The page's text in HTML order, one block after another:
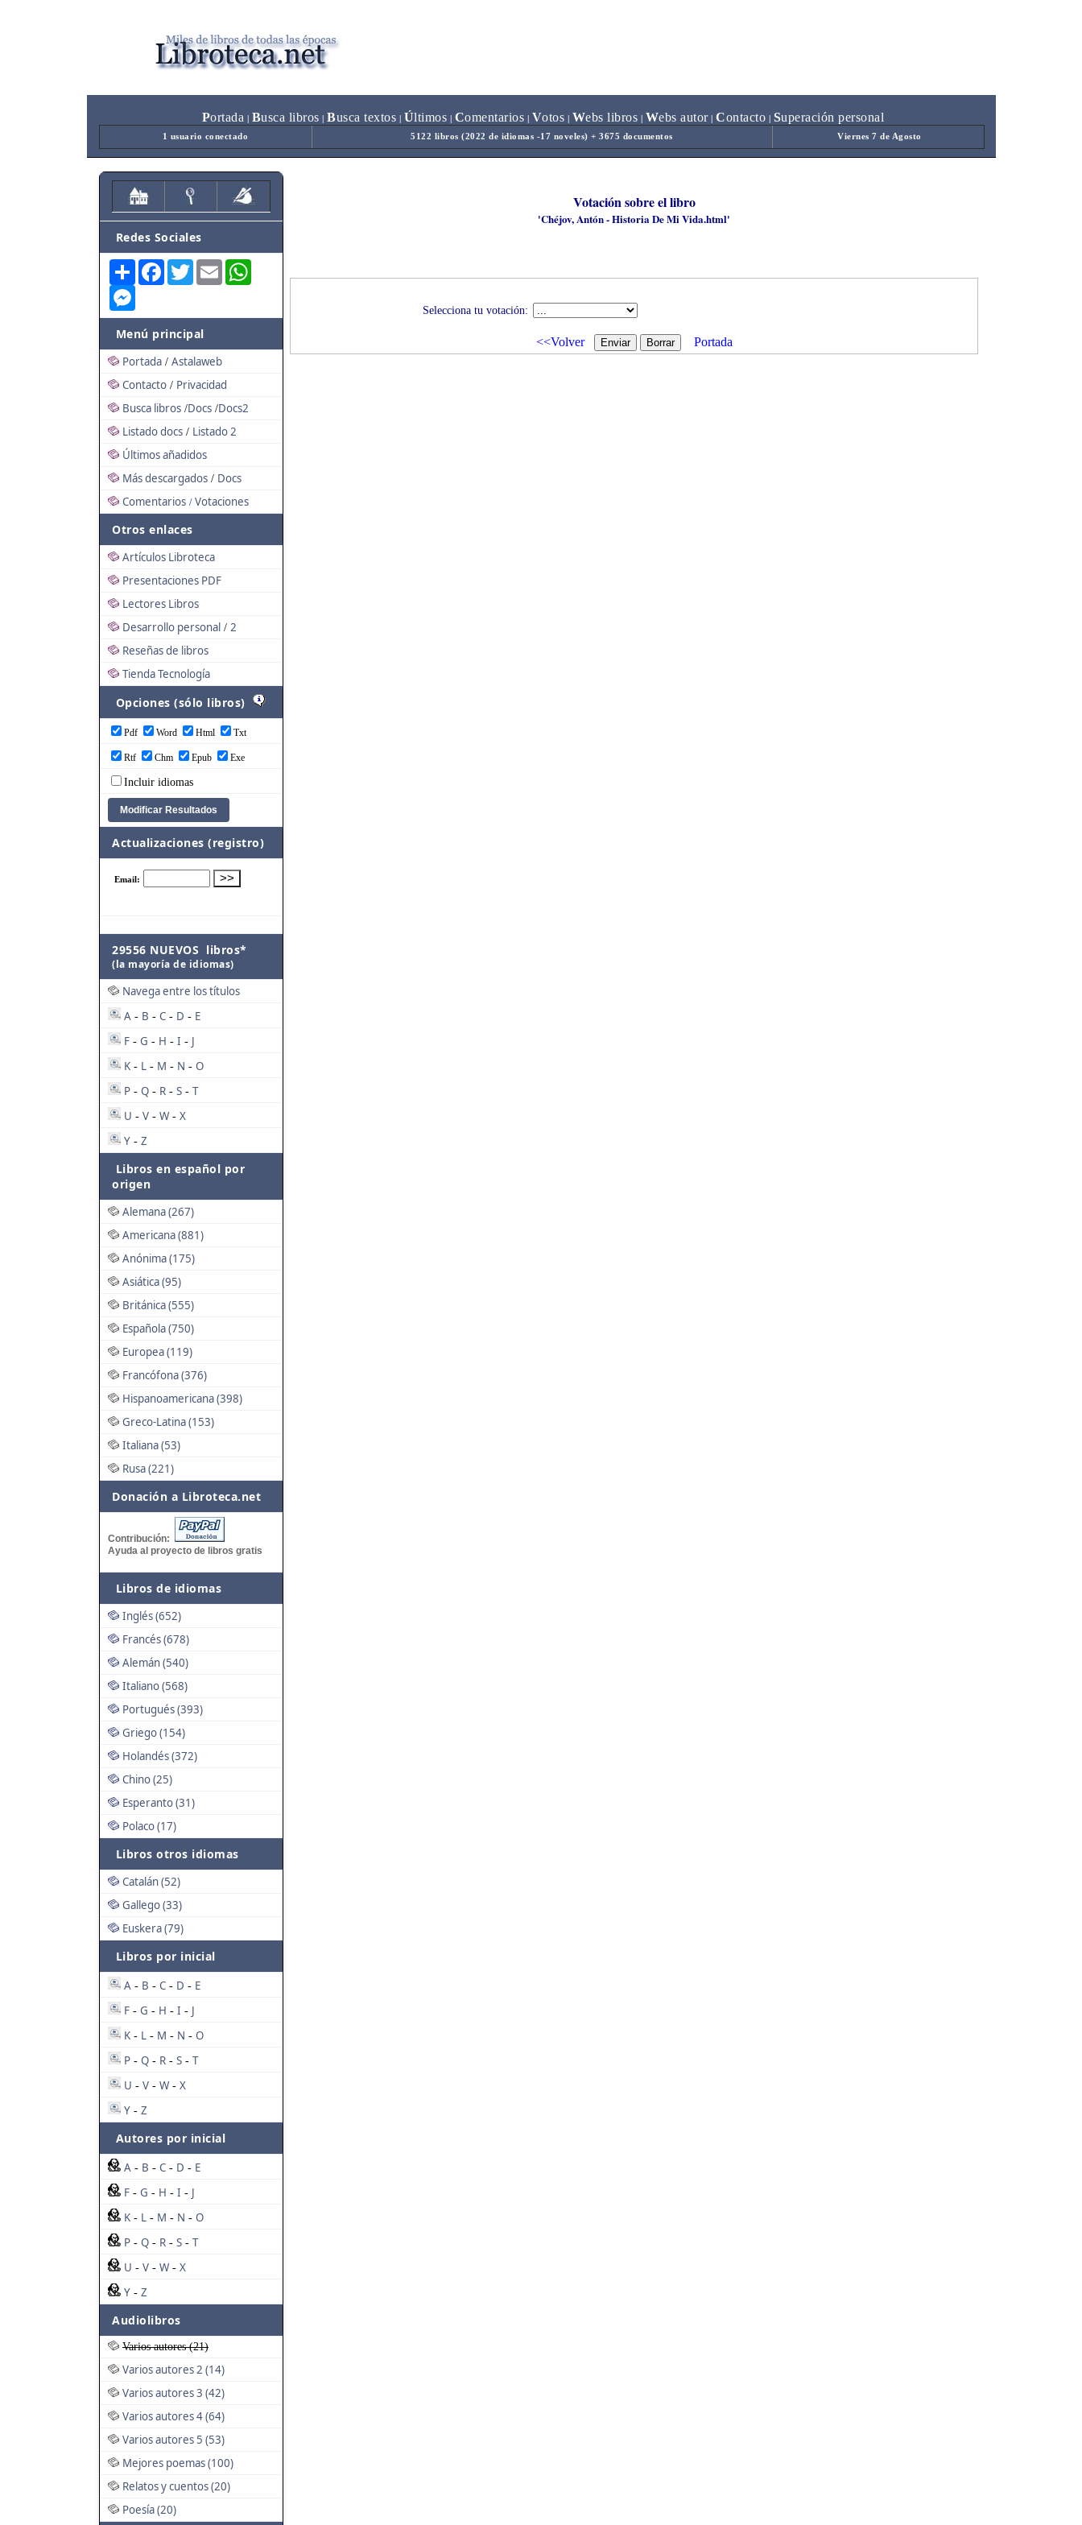
Portada Busca libros Busca textos Últimos Comentarios Votos Webs libros Webs autor| Contacto Superación personal
1 usuario conectado 5122 libros (2022 de idiomas -17 noveles) + 3675 documentos Viernes 7 de Agosto
Redes Sociales
Share FacebookTwitterEmail
Menú principal
Portada / Astalaweb
Contacto / Privacidad
Busca libros /Docs /Docs2
Listado docs / Listado 2
Últimos añadidos
Más descargados / Docs
Comentarios / Votaciones
Otros enlaces
Artículos Libroteca
Presentaciones PDF
Lectores Libros
Desarrollo personal / 2
Reseñas de libros
Tienda Tecnología
Opciones (sólo libros)
Pdf Word Html Txt
Rtf Chm Epub Exe
Incluir idiomas
Actualizaciones (registro)
29556 NUEVOS libros*
(la mayoría de idiomas)
Navega entre los títulos
A - B - C - D - E
F - G - H - I - J
K - L - M - N - O
P - Q - R - S - T
U - V - W - X
Y - Z
Libros en español por
origen
Alemana (267)
Americana (881)
Anónima (175)
Asiática (95)
Británica (555)
Española (750)
Europea (119)
Francófona (376)
Hispanoamericana (398)
Greco-Latina (153)
Italiana (53)
Rusa (221)
Donación a Libroteca.net
Contribución:
Ayuda al proyecto de libros gratis
Libros de idiomas
Inglés (652)
Francés (678)
Alemán (540)
Italiano (568)
Portugués (393)
Griego (154)
Holandés (372)
Chino (25)
Esperanto (31)
Polaco (17)
Libros otros idiomas
Catalán (52)
Gallego (33)
Euskera (79)
Libros por inicial
A - B - C - D - E
F - G - H - I - J
K - L - M - N - O
P - Q - R - S - T
U - V - W - X
Y - Z
Autores por inicial
A - B - C - D - E
F - G - H - I - J
K - L - M - N - O
P - Q - R - S - T
U - V - W - X
Y - Z
Audiolibros
Varios autores (21)
Varios autores 2 (14)
Varios autores 3 (42)
Varios autores 4 (64)
Varios autores 5 (53)
Mejores poemas (100)
Relatos y cuentos (20)
Poesía (20)
Votación sobre el libro
'Chéjov, Antón - Historia De Mi Vida.html'
Selecciona tu votación:
<<Volver Portada